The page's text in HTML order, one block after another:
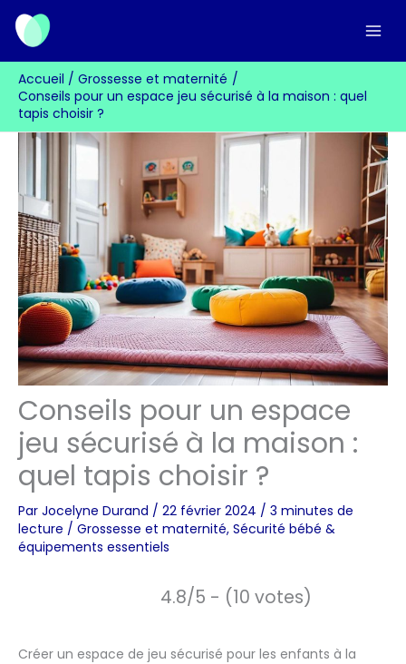
Aller
contenu
Accueil
Grossesse et maternité
Conseils pour un espace jeu sécurisé à la maison : quel
tapis choisir ?
Conseils pour un espace
jeu sécurisé à la maison :
quel tapis choisir ?
Par Jocelyne Durand / 22 février 2024 / 3 minutes de
lecture / Grossesse et maternité, Sécurité bébé &
équipements essentiels
4.8/5 - (10 votes)
Créer un espace de jeu sécurisé pour les enfants à la